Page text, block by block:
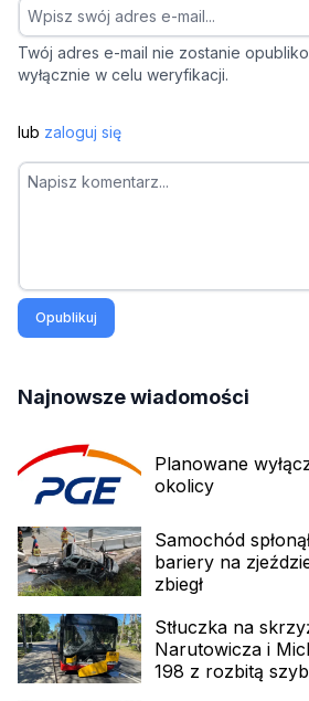
Twój adres e-mail nie zostanie
wyłącznie w celu weryfikacji.
lub zaloguj się
Opublikuj
Najnowsze wiadomości
Planowane
okolicy
Samochód
bariery na
zbiegł
Stłuczka na
Narutowicza i
198 z rozbitą